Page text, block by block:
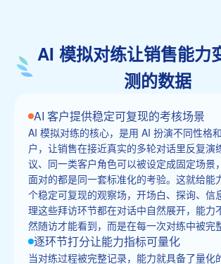
AI 模拟对练让销售能力
测的数据
AI 客户提供稳定可复现的考核场景
AI 模拟对练的核心，是用 AI 扮演不同性格
户，让销售在接近真实的多轮对话里反复演
议、同一类客户角色可以被设定成固定场景
面对的都是同一套标准化的考验。这就给能
个稳定可复现的观察场，开场白、探询、信
理这些拜访环节都在对话中自然展开，能力
然随访才能看到，而是在每一次对练中被完
逐环节打分让能力指标可量化
当对练过程被完整记录，能力就具备了量化